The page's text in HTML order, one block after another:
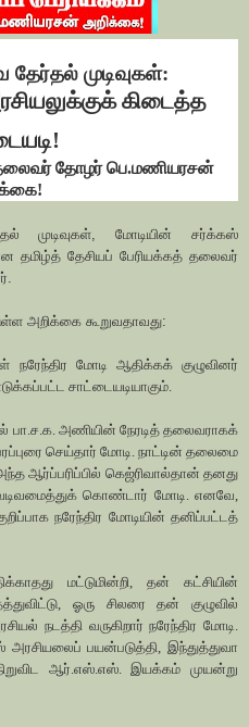
தேர்தல் முடிவுகள்:
கிடைத்த
தலைவர் தோழர் பெ.மணியரசன்
முடிவுகள்,மோடியின் சர்க்கஸ்
தமிழ்த் தேசியப் பேரியக்கத் தலைவர்
அறிக்கை கூறுவதாவது:
நரேந்திர மோடி ஆதிக்கக் குழுவினர்
சாட்டையடியாகும்.
பா.ச.க. அணியின் நேரடித் தலைவராகக்
செய்தார் மோடி. நாட்டின் தலைமை
ஆர்ப்பரிப்பில் கெஜ்ரிவால்தான் தனது
வடிவமைத்துக் கொண்டார் மோடி. எனவே,
நரேந்திர மோடியின் தனிப்பட்டத்
மட்டுமின்றி, தன் கட்சியின்
ஓரு சிலரை தன் குழுவில்
நடத்தி வருகிறார் நரேந்திர மோடி.
பயன்படுத்தி, இந்துத்துவா
ஆர்.எஸ்.எஸ். இயக்கம் முயன்று